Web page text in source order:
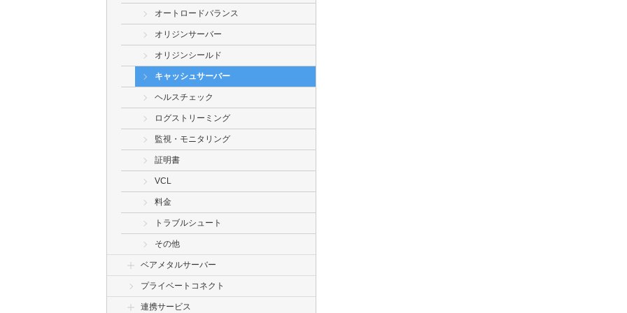
オートロードバランス
オリジンサーバー
オリジンシールド
キャッシュサーバー
ヘルスチェック
ログストリーミング
監視・モニタリング
証明書
VCL
料金
トラブルシュート
その他
ベアメタルサーバー
プライベートコネクト
連携サービス